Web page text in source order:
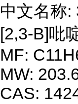
中文名称:
[2,3-B]吡
MF:
MW:
CAS: